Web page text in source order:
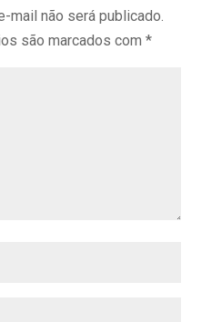
mail não será publicado.
são marcados com*